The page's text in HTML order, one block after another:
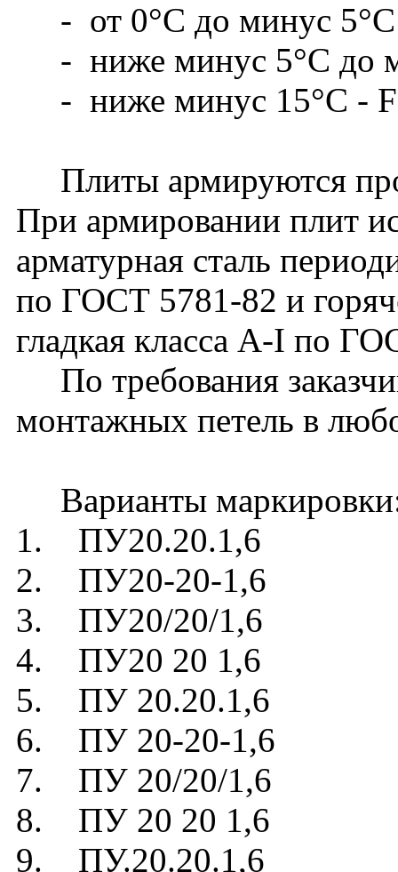
- от 0°С до минус 5°С
- ниже минус 5°С до
- ниже минус 15°С -
Плиты армируются
При армировании плит
арматурная сталь
по ГОСТ 5781-82 и
гладкая класса А-I по
По требования
монтажных петель в
Варианты
1. ПУ20.20.1,6
2. ПУ20-20-1,6
3. ПУ20/20/1,6
4. ПУ20 20 1,6
5. ПУ 20.20.1,6
6. ПУ 20-20-1,6
7. ПУ 20/20/1,6
8. ПУ 20 20 1,6
9. ПУ.20.20.1,6